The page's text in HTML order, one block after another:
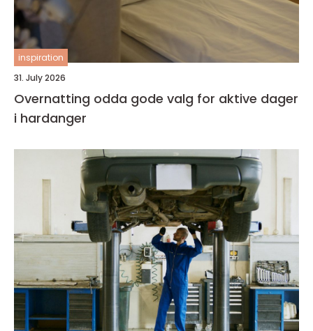
inspiration
31. July 2026
Overnatting odda gode valg for aktive dager
i hardanger